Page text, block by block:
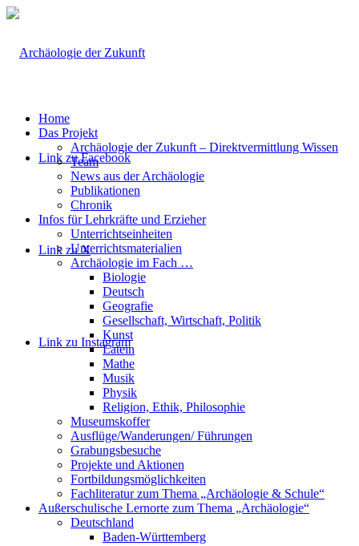
Link zu Facebook
Link zu X
Link zu Instagram
Home
Das Projekt
Archäologie der Zukunft – Direktvermittlung Wissen
Team
News aus der Archäologie
Publikationen
Chronik
Infos für Lehrkräfte und Erzieher
Unterrichtseinheiten
Unterrichtsmaterialien
Archäologie im Fach …
Biologie
Deutsch
Geografie
Gesellschaft, Wirtschaft, Politik
Kunst
Latein
Mathe
Musik
Physik
Religion, Ethik, Philosophie
Museumskoffer
Ausflüge/Wanderungen/ Führungen
Grabungsbesuche
Projekte und Aktionen
Fortbildungsmöglichkeiten
Fachliteratur zum Thema „Archäologie & Schule“
Außerschulische Lernorte zum Thema „Archäologie“
Deutschland
Baden-Württemberg